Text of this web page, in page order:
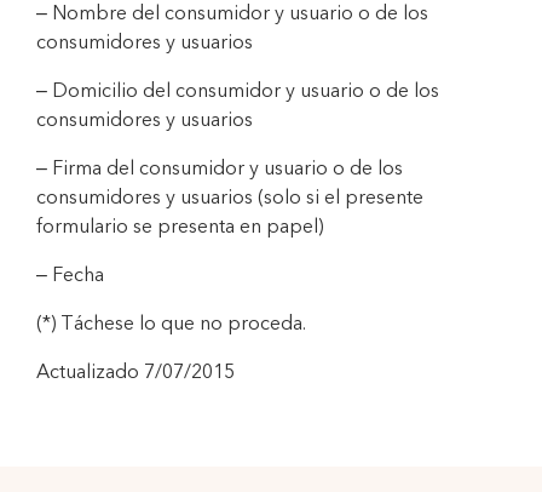
– Nombre del consumidor y usuario o de los
consumidores y usuarios
– Domicilio del consumidor y usuario o de los
consumidores y usuarios
– Firma del consumidor y usuario o de los
consumidores y usuarios (solo si el presente
formulario se presenta en papel)
– Fecha
(*) Táchese lo que no proceda.
Actualizado 7/07/2015